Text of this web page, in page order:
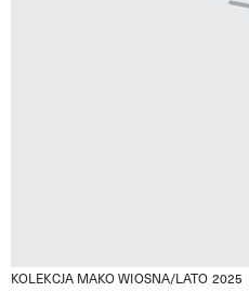
KOLEKCJA MAKO WIOSNA/LATO 2025